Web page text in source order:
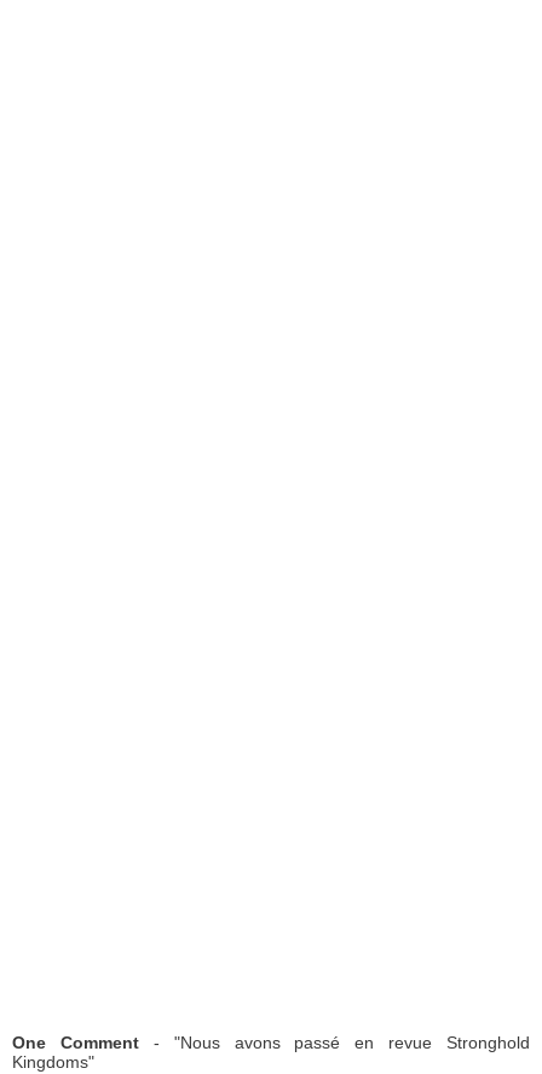
One Comment- "Nous avons passé en revue Stronghold
Kingdoms"